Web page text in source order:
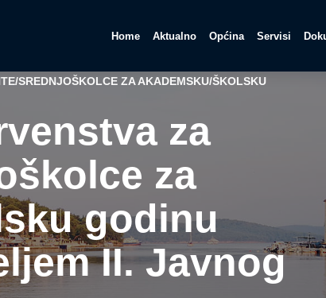
Home Aktualno Općina Servisi
SREDNJOŠKOLCE ZA AKADEMSKU/ŠKOLSKU
za
za
godinu
II. Javnog